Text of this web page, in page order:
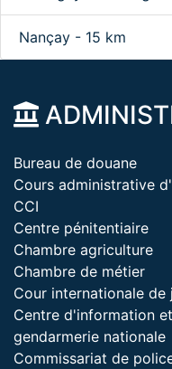
Nançay - 15 km
Bureau de douane
Cours administrative
CCI
Centre pénitentiaire
Chambre agriculture
Chambre de métier
Cour internationale de
Centre d'information
gendarmerie nationale
Commissariat de